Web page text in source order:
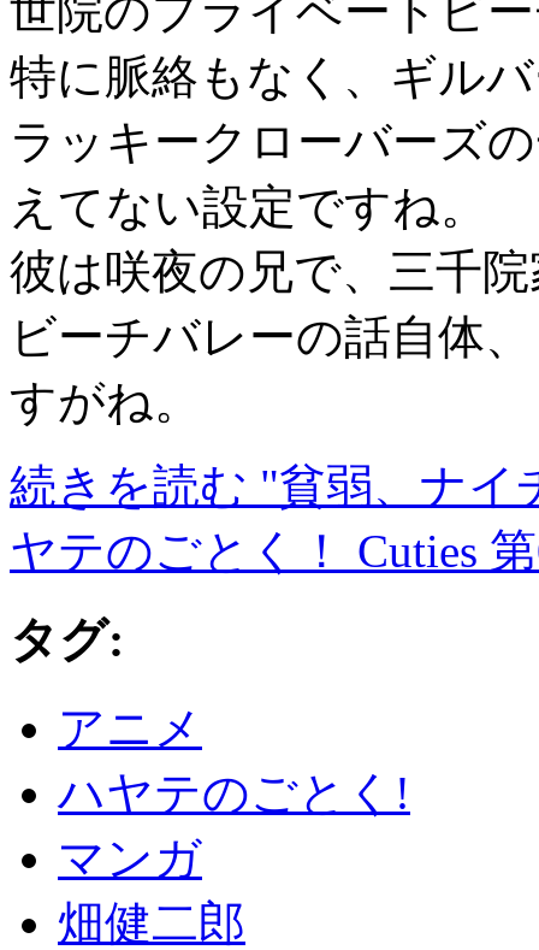
世院のプライベートビ
特に脈絡もなく、ギル
ラッキークローバーズ
えてない設定ですね。
彼は咲夜の兄で、三千
ビーチバレーの話自体
すがね。
続きを読む "貧弱、ナ
ヤテのごとく！ Cuties
タグ:
アニメ
ハヤテのごとく!
マンガ
畑健二郎